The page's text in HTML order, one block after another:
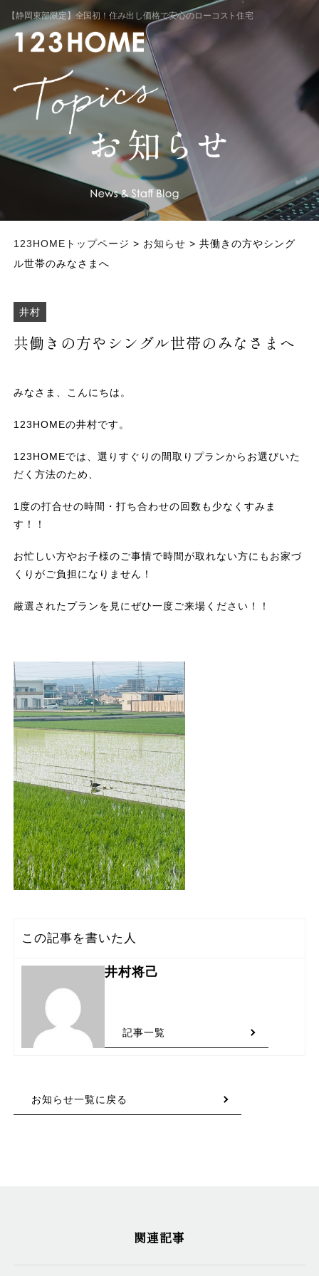
【静岡東部限定】全国初！住み出し価格で安心のローコスト住宅
123HOMEトップページ > お知らせ > 共働きの方やシング
ル世帯のみなさまへ
井村
共働きの方やシングル世帯のみなさまへ
みなさま、こんにちは。
123HOMEの井村です。
123HOMEでは、選りすぐりの間取りプランからお選びいた
だく方法のため、
1度の打合せの時間・打ち合わせの回数も少なくすみま
す！！
お忙しい方やお子様のご事情で時間が取れない方にもお家づ
くりがご負担になりません！
厳選されたプランを見にぜひ一度ご来場ください！！
この記事を書いた人
井村将己
記事一覧
お知らせ一覧に戻る
関連記事